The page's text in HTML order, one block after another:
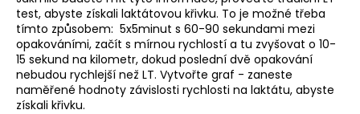
test, abyste získali laktátovou křivku. To je možné třeba
tímto způsobem: 5x5minut s 60-90 sekundami mezi
opakováními, začít s mírnou rychlostí a tu zvyšovat o 10-
15 sekund na kilometr, dokud poslední dvě opakování
nebudou rychlejší než LT. Vytvořte graf - zaneste
naměřené hodnoty závislosti rychlosti na laktátu, abyste
získali křivku.